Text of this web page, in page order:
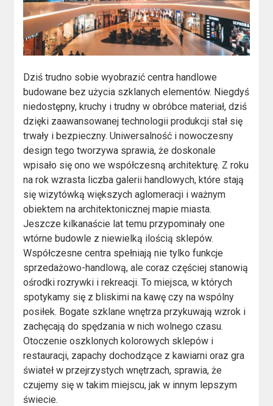
Dziś trudno sobie wyobrazić centra handlowe
budowane bez użycia szklanych elementów. Niegdyś
niedostępny, kruchy i trudny w obróbce materiał, dziś
dzięki zaawansowanej technologii produkcji stał się
trwały i bezpieczny. Uniwersalność i nowoczesny
design tego tworzywa sprawia, że doskonale
wpisało się ono we współczesną architekturę. Z roku
na rok wzrasta liczba galerii handlowych, które stają
się wizytówką większych aglomeracji i ważnym
obiektem na architektonicznej mapie miasta.
Jeszcze kilkanaście lat temu przypominały one
wtórne budowle z niewielką ilością sklepów.
Współczesne centra spełniają nie tylko funkcje
sprzedażowo-handlową, ale coraz częściej stanowią
ośrodki rozrywki i rekreacji. To miejsca, w których
spotykamy się z bliskimi na kawę czy na wspólny
posiłek. Bogate szklane wnętrza przykuwają wzrok i
zachęcają do spędzania w nich wolnego czasu.
Otoczenie oszklonych kolorowych sklepów i
restauracji, zapachy dochodzące z kawiarni oraz gra
świateł w przejrzystych wnętrzach, sprawia, że
czujemy się w takim miejscu, jak w innym lepszym
świecie.